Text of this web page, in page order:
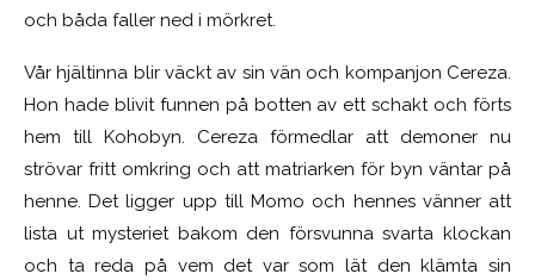
och båda faller ned i mörkret.
Vår hjältinna blir väckt av sin vän och kompanjon Cereza.
Hon hade blivit funnen på botten av ett schakt och förts
hem till Kohobyn. Cereza förmedlar att demoner nu
strövar fritt omkring och att matriarken för byn väntar på
henne. Det ligger upp till Momo och hennes vänner att
lista ut mysteriet bakom den försvunna svarta klockan
och ta reda på vem det var som lät den klämta sin